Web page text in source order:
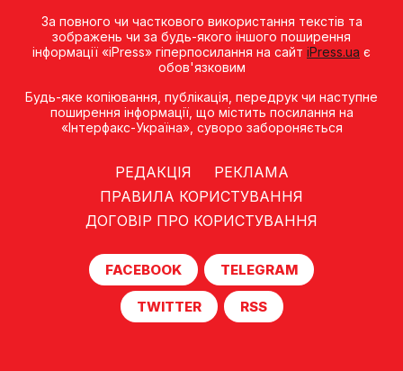
За повного чи часткового використання текстів та
зображень чи за будь-якого іншого поширення
інформації «iPress» гіперпосилання на сайт iPress.ua є
обов'язковим
Будь-яке копiювання, публiкацiя, передрук чи наступне
поширення iнформацiї, що мiстить посилання на
«Iнтерфакс-Україна», суворо забороняється
РЕДАКЦІЯ
РЕКЛАМА
ПРАВИЛА КОРИСТУВАННЯ
ДОГОВІР ПРО КОРИСТУВАННЯ
FACEBOOK TELEGRAM
TWITTER RSS